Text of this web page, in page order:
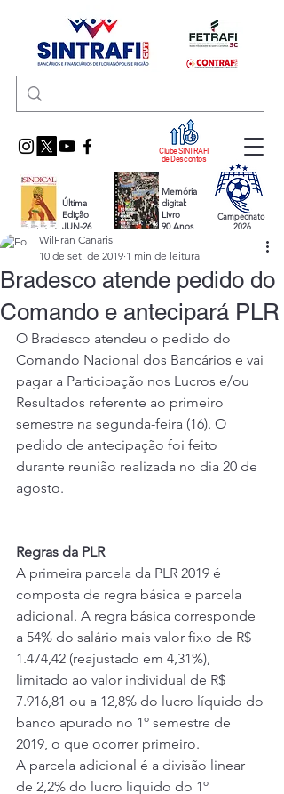
Clube SINTRAFI
de Descontos
Última
Edição
JUN-26
Memória
digital:
Livro
90 Anos
Campeonato
2026
Bradesco atende pedido do
Comando e antecipará PLR
WilFran Canaris
10 de set. de 2019 1 min de leitura
O Bradesco atendeu o pedido do
Comando Nacional dos Bancários e vai
pagar a Participação nos Lucros e/ou
Resultados referente ao primeiro
semestre na segunda-feira (16). O
pedido de antecipação foi feito
durante reunião realizada no dia 20 de
agosto.
Regras da PLR
A primeira parcela da PLR 2019 é
composta de regra básica e parcela
adicional. A regra básica corresponde
a 54% do salário mais valor fixo de R$
1.474,42 (reajustado em 4,31%),
limitado ao valor individual de R$
7.916,81 ou a 12,8% do lucro líquido do
banco apurado no 1º semestre de
2019, o que ocorrer primeiro.
A parcela adicional é a divisão linear
de 2,2% do lucro líquido do 1º